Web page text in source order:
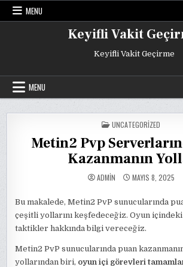
Skip
MENU
Keyifli Vakit
Keyifli Vakit Geçirme
MENU
POSTED
IN
UNCATEGORIZED
Metin2 Pvp
Kazanmanın
ADMIN MAYIS 8, 2025
Bu makalede, Metin2 PvP sunucularında
çeşitli yollarını keşfedeceğiz. Oyun
taktikler hakkında bilgi vereceğiz.
Metin2 PvP sunucularında puan
yollarından biri, oyun içi görevleri